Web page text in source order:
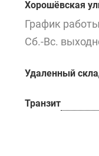
Хорошёвская
График
Сб.-Вс.
Удаленный
Транзит